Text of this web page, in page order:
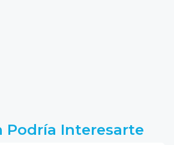
Podría Interesarte